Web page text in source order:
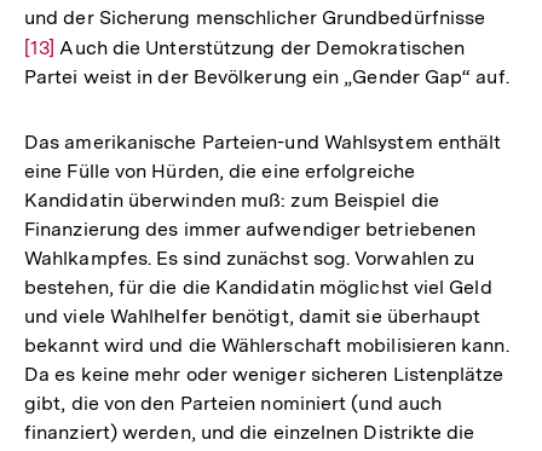
und der Sicherung menschlicher Grundbedürfnisse
der
[13] Auch die Unterstützung der Demokratischen
Partei weist in der Bevölkerung ein „Gender Gap“ auf.
Das amerikanische Parteien-und Wahlsystem enthält
eine Fülle von Hürden, die eine erfolgreiche
Kandidatin überwinden muß: zum Beispiel die
Finanzierung des immer aufwendiger betriebenen
Wahlkampfes. Es sind zunächst sog. Vorwahlen zu
bestehen, für die die Kandidatin möglichst viel Geld
und viele Wahlhelfer benötigt, damit sie überhaupt
bekannt wird und die Wählerschaft mobilisieren kann.
Da es keine mehr oder weniger sicheren Listenplätze
gibt, die von den Parteien nominiert (und auch
finanziert) werden, und die einzelnen Distrikte die